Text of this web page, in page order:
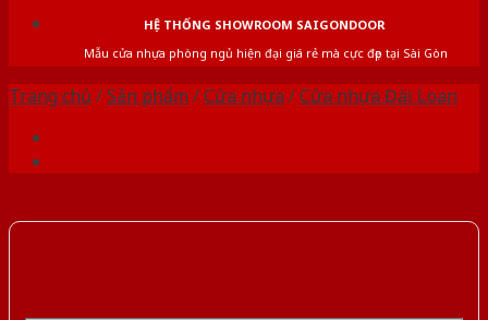
HỆ THỐNG SHOWROOM SAIGONDOOR
Mẫu cửa nhựa phòng ngủ hiện đại giá rẻ mà cực đẹp tại Sài Gòn
Trang chủ /Sản phẩm /Cửa nhựa /Cửa nhựa Đài Loan